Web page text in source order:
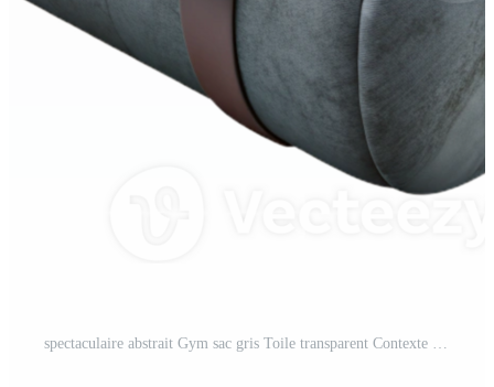
spectaculaire abstrait Gym sac gris Toile transparent Contexte professionnel PNG Pro